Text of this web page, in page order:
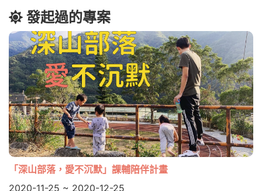
發起過的專案
「深山部落，愛不沉默」課輔陪伴計畫
2020-11-25 ~ 2020-12-25